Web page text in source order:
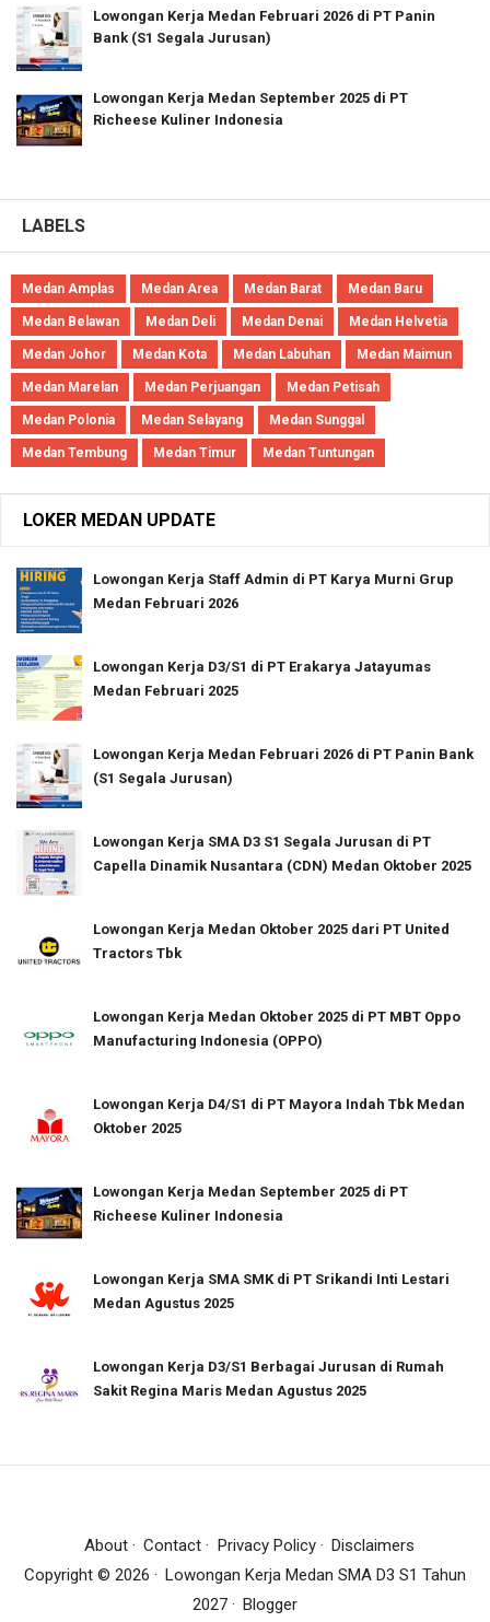
Lowongan Kerja Medan Februari 2026 di PT Panin
Bank (S1 Segala Jurusan)
Lowongan Kerja Medan September 2025 di PT
Richeese Kuliner Indonesia
LABELS
Medan Amplas Medan Area Medan Barat Medan Baru
Medan Belawan Medan Deli Medan Denai Medan Helvetia
Medan Johor Medan Kota Medan Labuhan Medan Maimun
Medan Marelan Medan Perjuangan Medan Petisah
Medan Polonia Medan Selayang Medan Sunggal
Medan Tembung Medan Timur Medan Tuntungan
LOKER MEDAN UPDATE
Lowongan Kerja Staff Admin di PT Karya Murni Grup
Medan Februari 2026
Lowongan Kerja D3/S1 di PT Erakarya Jatayumas
Medan Februari 2025
Lowongan Kerja Medan Februari 2026 di PT Panin Bank
(S1 Segala Jurusan)
Lowongan Kerja SMA D3 S1 Segala Jurusan di PT
Capella Dinamik Nusantara (CDN) Medan Oktober 2025
Lowongan Kerja Medan Oktober 2025 dari PT United
Tractors Tbk
Lowongan Kerja Medan Oktober 2025 di PT MBT Oppo
Manufacturing Indonesia (OPPO)
Lowongan Kerja D4/S1 di PT Mayora Indah Tbk Medan
Oktober 2025
Lowongan Kerja Medan September 2025 di PT
Richeese Kuliner Indonesia
Lowongan Kerja SMA SMK di PT Srikandi Inti Lestari
Medan Agustus 2025
Lowongan Kerja D3/S1 Berbagai Jurusan di Rumah
Sakit Regina Maris Medan Agustus 2025
About Contact Privacy Policy
Disclaimers
Copyright © 2026
Lowongan Kerja Medan SMA D3 S1 Tahun
2027
Blogger